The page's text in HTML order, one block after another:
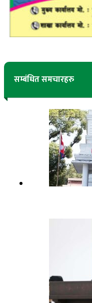
सम्बंधित समचारहरु